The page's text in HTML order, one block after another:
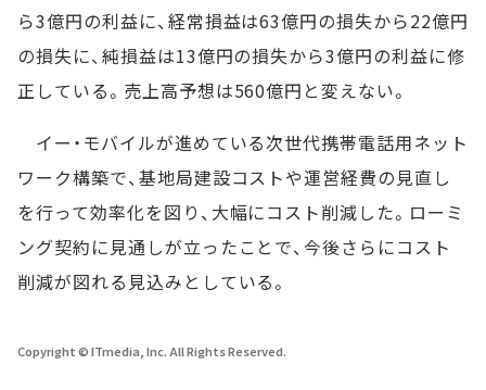
ら3億円の利益に、経常損益は63億円の損失から22億円
の損失に、純損益は13億円の損失から3億円の利益に修
正している。売上高予想は560億円と変えない。
イー・モバイルが進めている次世代携帯電話用ネット
ワーク構築で、基地局建設コストや運営経費の見直し
を行って効率化を図り、大幅にコスト削減した。ローミ
ング契約に見通しが立ったことで、今後さらにコスト
削減が図れる見込みとしている。
Copyright © ITmedia, Inc. All Rights Reserved.